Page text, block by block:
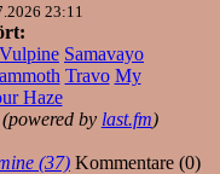
23:11
Samavayo
Travo My
Haze
(powered by last.fm)
(37) Kommentare (0)